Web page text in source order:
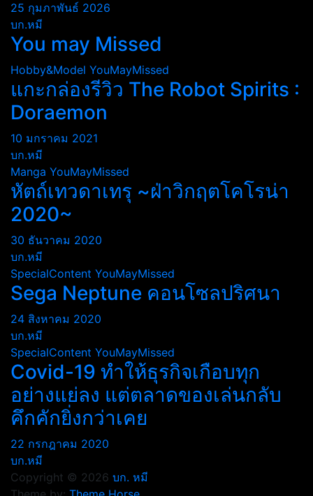
25 กุมภาพันธ์ 2026
บก.หมี
You may Missed
Hobby&Model YouMayMissed
แกะกล่องรีวิว The Robot Spirits :
Doraemon
10 มกราคม 2021
บก.หมี
Manga YouMayMissed
หัตถ์เทวดาเทรุ ~ฝ่าวิกฤตโคโรน่า
2020~
30 ธันวาคม 2020
บก.หมี
SpecialContent YouMayMissed
Sega Neptune คอนโซลปริศนา
24 สิงหาคม 2020
บก.หมี
SpecialContent YouMayMissed
Covid-19 ทำให้ธุรกิจเกือบทุก
อย่างแย่ลง แต่ตลาดของเล่นกลับ
คึกคักยิ่งกว่าเคย
22 กรกฎาคม 2020
บก.หมี
Copyright © 2026 บก. หมี